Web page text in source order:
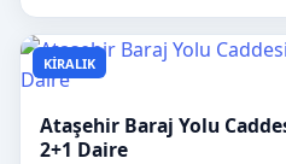
KIRALIK
Ataşehir Baraj Yolu
2+1 Daire